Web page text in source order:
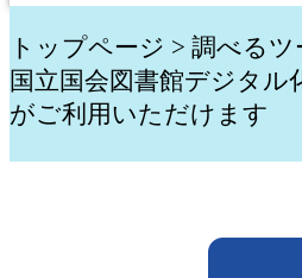
蔵書検索・予約
新着資料検索
貸出ランキング
トップページ > 調べるツ
国立国会図書館デジタル
がご利用いただけます